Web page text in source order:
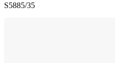
S5885/35